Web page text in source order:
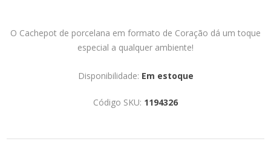
O Cachepot de porcelana em formato de Coração dá um toque
especial a qualquer ambiente!
Disponibilidade: Em estoque
Código SKU: 1194326